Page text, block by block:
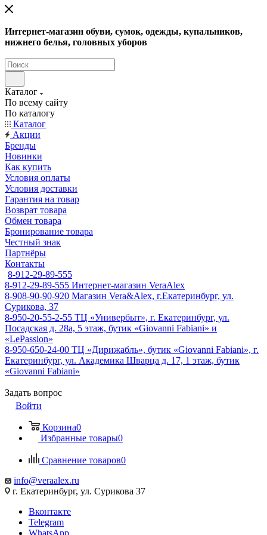
Интернет-магазин обуви, сумок, одежды, купальников,
нижнего белья, головных уборов
Каталог
По всему сайту
По каталогу
Каталог
Акции
Бренды
Новинки
Как купить
Условия оплаты
Условия доставки
Гарантия на товар
Возврат товара
Обмен товара
Бронирование товара
Честный знак
Партнёры
Контакты
8-912-29-89-555
8-912-29-89-555 Интернет-магазин VeraAlex
8-908-90-90-920 Магазин Vera&Alex, г.Екатеринбург, ул.
Сурикова, 37
8-950-20-55-2-55 ТЦ «Универбыт», г. Екатеринбург, ул.
Посадская д. 28а, 5 этаж, бутик «Giovanni Fabiani» и
«LePassion»
8-950-650-24-00 ТЦ «Дирижабль», бутик «Giovanni Fabiani», г.
Екатеринбург, ул. Академика Шварца д. 17, 1 этаж, бутик
«Giovanni Fabiani»
Задать вопрос
Войти
Корзина0
Избранные товары0
Сравнение товаров0
info@veraalex.ru
г. Екатеринбург, ул. Сурикова 37
Вконтакте
Telegram
WhatsApp